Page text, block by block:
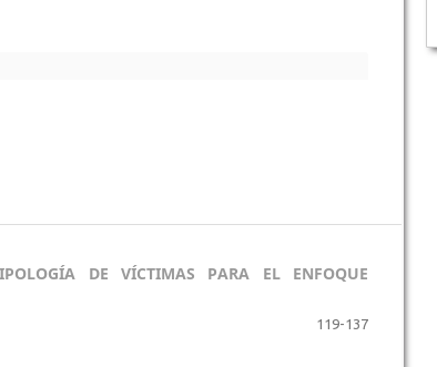
DE VÍCTIMAS PARA EL ENFOQUE
119-137